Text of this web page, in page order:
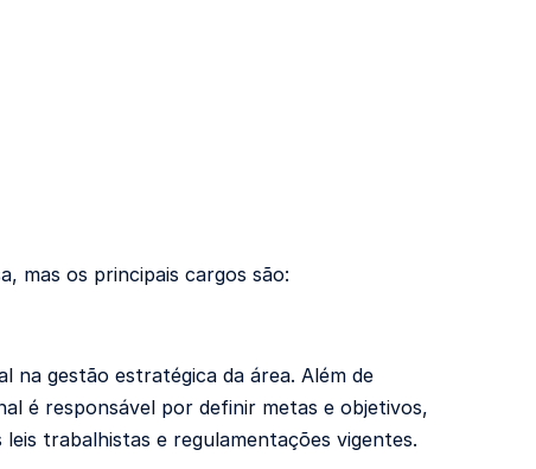
mas os principais cargos são:
na gestão estratégica da área. Além de
é responsável por definir metas e objetivos,
trabalhistas e regulamentações vigentes.